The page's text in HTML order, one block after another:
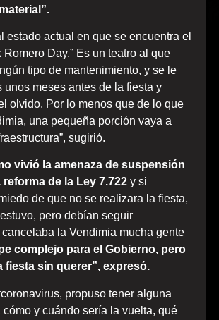
estado actual en que se encuentra el
Day.” Es un teatro al que
tipo de mantenimiento, y se le
unos meses antes de la fiesta y
olvido. Por lo menos que de lo que
una pequeña porción vaya a
sugirió.
vivió la amenaza de suspensión
de la Ley 7.722 y si
de que no se realizara la fiesta,
pero debían seguir
la Vendimia mucha gente
complejo para el Gobierno, pero
fiesta sin querer”, expresó.
propuso tener alguna
y cuándo sería la vuelta, qué